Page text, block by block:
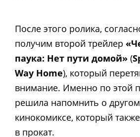
После этого ролика,
получим второй трейлер
паука: Нет пути домой» (
Way Home), который
внимание. Именно по этой
решила напомнить о
кинокомиксе, который
в прокат.